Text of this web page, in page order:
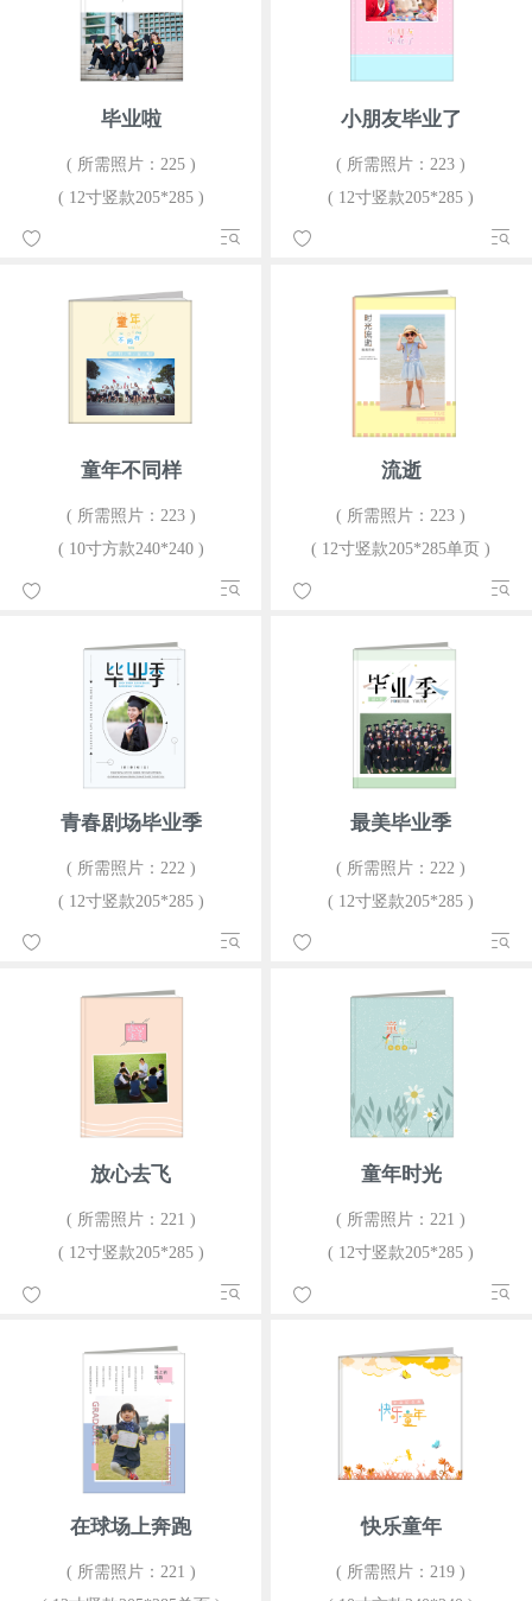
毕业啦
( 所需照片：225 )
( 12寸竖款205*285 )
小朋友毕业了
( 所需照片：223 )
( 12寸竖款205*285 )
童年不同样
( 所需照片：223 )
( 10寸方款240*240 )
流逝
( 所需照片：223 )
( 12寸竖款205*285单页 )
青春剧场毕业季
( 所需照片：222 )
( 12寸竖款205*285 )
最美毕业季
( 所需照片：222 )
( 12寸竖款205*285 )
放心去飞
( 所需照片：221 )
( 12寸竖款205*285 )
童年时光
( 所需照片：221 )
( 12寸竖款205*285 )
在球场上奔跑
( 所需照片：221 )
快乐童年
( 所需照片：219 )